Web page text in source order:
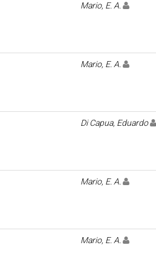
Mario, E. A.
Mario, E. A.
Di Capua, Eduardo
Mario, E. A.
Mario, E. A.